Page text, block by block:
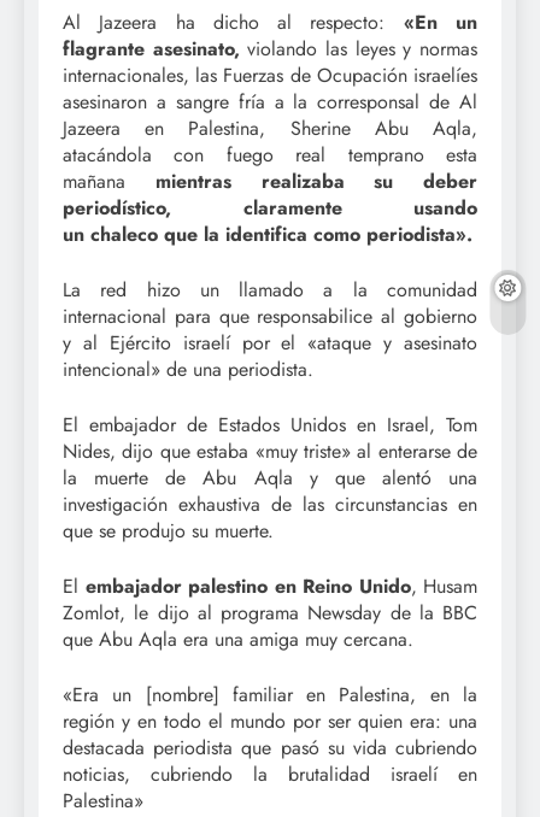
Al Jazeera ha dicho al respecto: «En un
flagrante asesinato, violando las leyes y normas
internacionales, las Fuerzas de Ocupación israelíes
asesinaron a sangre fría a la corresponsal de Al
Jazeera en Palestina, Sherine Abu Aqla,
atacándola con fuego real temprano esta
mañana mientras realizaba su deber
periodístico, claramente usando
un chaleco que la identifica como periodista».
La red hizo un llamado a la comunidad
internacional para que responsabilice al gobierno
y al Ejército israelí por el «ataque y asesinato
intencional» de una periodista.
El embajador de Estados Unidos en Israel, Tom
Nides, dijo que estaba «muy triste» al enterarse de
la muerte de Abu Aqla y que alentó una
investigación exhaustiva de las circunstancias en
que se produjo su muerte.
El embajador palestino en Reino Unido, Husam
Zomlot, le dijo al programa Newsday de la BBC
que Abu Aqla era una amiga muy cercana.
«Era un [nombre] familiar en Palestina, en la
región y en todo el mundo por ser quien era: una
destacada periodista que pasó su vida cubriendo
noticias, cubriendo la brutalidad israelí en
Palestina»